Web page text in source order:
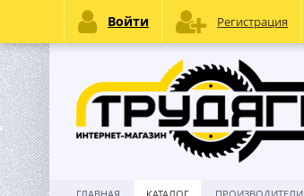
Войти Регистрация